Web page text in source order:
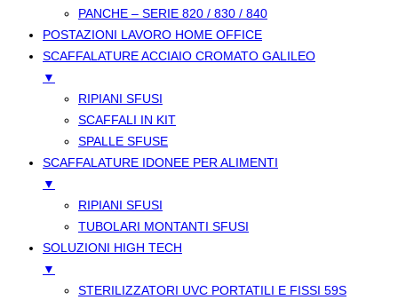
PANCHE – SERIE 820 / 830 / 840
POSTAZIONI LAVORO HOME OFFICE
SCAFFALATURE ACCIAIO CROMATO GALILEO
▼
RIPIANI SFUSI
SCAFFALI IN KIT
SPALLE SFUSE
SCAFFALATURE IDONEE PER ALIMENTI
▼
RIPIANI SFUSI
TUBOLARI MONTANTI SFUSI
SOLUZIONI HIGH TECH
▼
STERILIZZATORI UVC PORTATILI E FISSI 59S